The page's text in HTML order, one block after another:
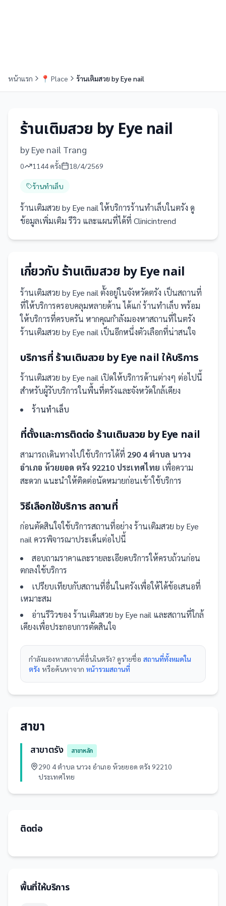
หน้าแรก 📍 Place ร้านเติมสวย by Eye nail
ร้านเติมสวย by Eye nail
by Eye nail Trang
0 1144 ครั้ง 18/4/2569
ร้านทำเล็บ
ร้านเติมสวย by Eye nail ให้บริการร้านทำเล็บในตรัง ดู
ข้อมูลเพิ่มเติม รีวิว และแผนที่ได้ที่ Clinicintrend
เกี่ยวกับร้านเติมสวย by Eye nail
ร้านเติมสวย by Eye nail ตั้งอยู่ในจังหวัดตรัง เป็นสถานที่
ที่ให้บริการครอบคลุมหลายด้าน ได้แก่ ร้านทำเล็บ พร้อม
ให้บริการที่ครบครัน หากคุณกำลังมองหาสถานที่ในตรัง
ร้านเติมสวย by Eye nail เป็นอีกหนึ่งตัวเลือกที่น่าสนใจ
บริการที่ ร้านเติมสวย by Eye nail ให้บริการ
ร้านเติมสวย by Eye nail เปิดให้บริการด้านต่างๆ ต่อไปนี้
สำหรับผู้รับบริการในพื้นที่ตรังและจังหวัดใกล้เคียง
ร้านทำเล็บ
ที่ตั้งและการติดต่อ ร้านเติมสวย by Eye nail
สามารถเดินทางไปใช้บริการได้ที่ 290 4 ตำบล นาวง
อำเภอ ห้วยยอด ตรัง 92210 ประเทศไทย เพื่อความ
สะดวก แนะนำให้ติดต่อนัดหมายก่อนเข้าใช้บริการ
วิธีเลือกใช้บริการ สถานที่
ก่อนตัดสินใจใช้บริการสถานที่อย่าง ร้านเติมสวย by Eye
nail ควรพิจารณาประเด็นต่อไปนี้
สอบถามราคาและรายละเอียดบริการให้ครบถ้วนก่อน
ตกลงใช้บริการ
เปรียบเทียบกับสถานที่อื่นในตรังเพื่อให้ได้ข้อเสนอที่
เหมาะสม
อ่านรีวิวของ ร้านเติมสวย by Eye nail และสถานที่ใกล้
เคียงเพื่อประกอบการตัดสินใจ
กำลังมองหาสถานที่อื่นในตรัง? ดูรายชื่อ สถานที่ทั้งหมดใน
ตรัง หรือค้นหาจาก หน้ารวมสถานที่
สาขา
สาขาตรัง
สาขาหลัก
290 4 ตำบล นาวง อำเภอ ห้วยยอด ตรัง 92210
ประเทศไทย
ติดต่อ
พื้นที่ให้บริการ